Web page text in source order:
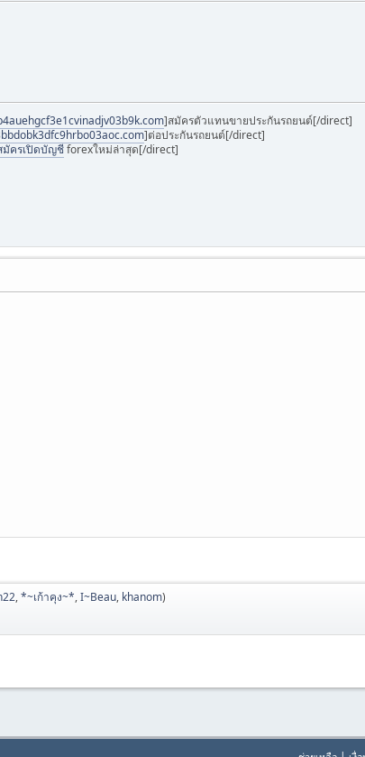
]สมัครตัวแทนขายประกันรถยนต์[/direct]
]ต่อประกันรถยนต์[/direct]
มัครเปิดบัญชีforexใหม่ล่าสุด[/direct]
,*~เก้าคุง~*,I~Beau, khanom)